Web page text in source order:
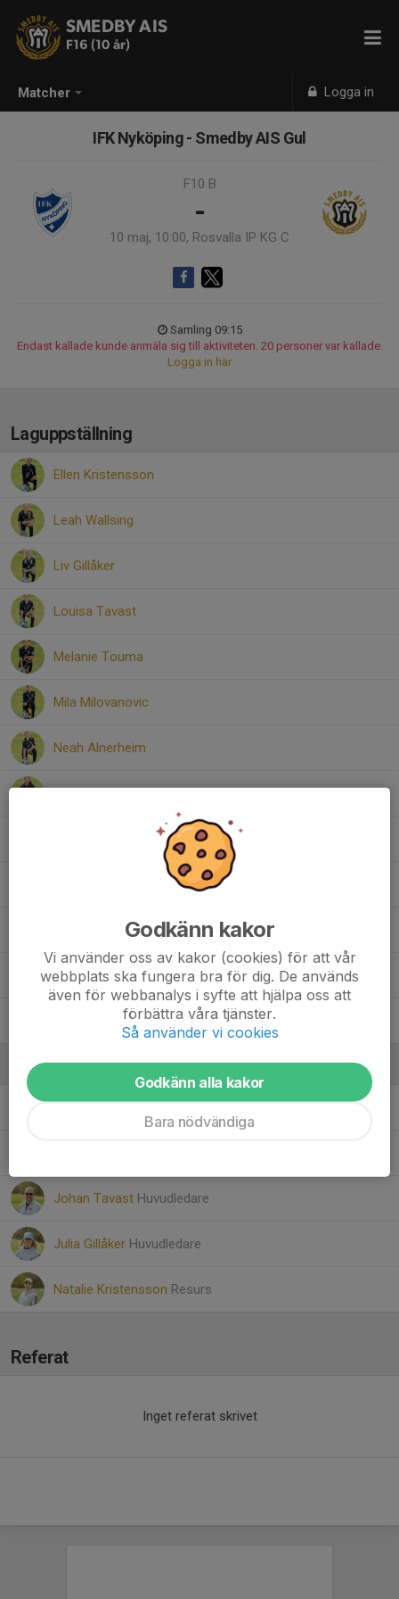
Matcher Logga in
SMEDBY AIS
F16 (10 år)
IFK Nyköping - Smedby AIS Gul
F10 B
-
10 maj, 10:00, Rosvalla IP KG C
Samling 09:15
Endast kallade kunde anmäla sig till aktiviteten. 20 personer var kallade.
Logga in här
Laguppställning
Ellen Kristensson
Leah Wallsing
Liv Gillåker
Louisa Tavast
Melanie Touma
Mila Milovanovic
Neah Alnerheim
Noelia Kassyousef
Vera Rostedt
Yara Al Mohamad
Ledare
Adam RostedtLedare
Johan Tavast Huvudledare
Julia Gillåker Huvudledare
Natalie Kristensson Resurs
Referat
Inget referat skrivet
Godkänn kakor
Vi använder oss av kakor (cookies) för att vår
webbplats ska fungera bra för dig. De används
även för webbanalys i syfte att hjälpa oss att
förbättra våra tjänster.
Så använder vi cookies
Godkänn alla kakor
Bara nödvändiga